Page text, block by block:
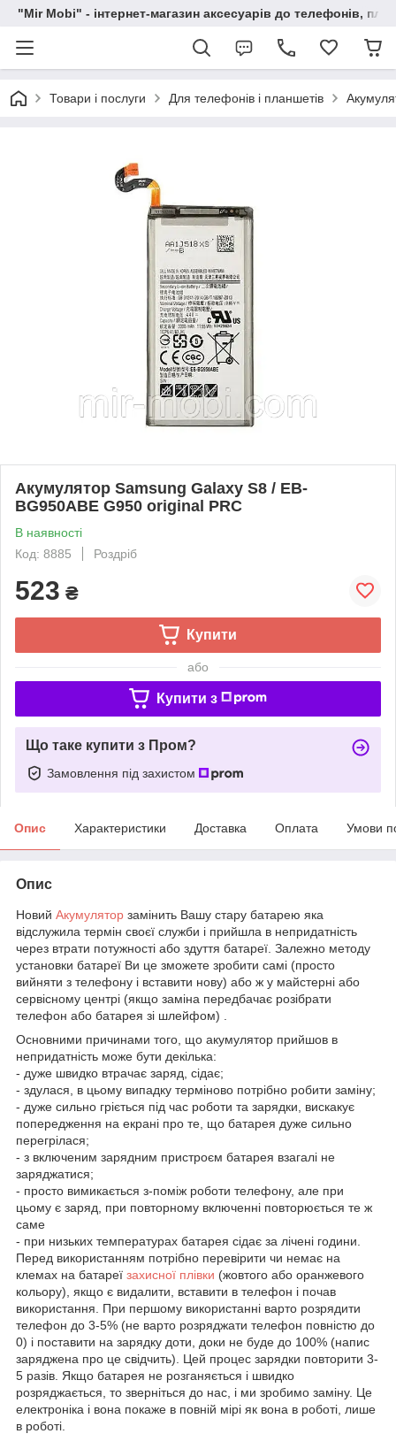
"Mir Mobi" - інтернет-магазин аксесуарів до телефонів,
Товари і послуги Для телефонів і планшетів
Акумулятор Samsung Galaxy S8 / EB-
BG950ABE G950 original PRC
В наявності
Код: 8885
Роздріб
523 ₴
Купити
або
Купити з
Що таке купити з Пром?
Замовлення під захистом
Опис Характеристики Доставка Оплата Умови
Опис
Новий Акумулятор замінить Вашу стару батарею яка
відслужила термін своєї служби і прийшла в непридатність
через втрати потужності або здуття батареї. Залежно методу
установки батареї Ви це зможете зробити самі (просто
вийняти з телефону і вставити нову) або ж у майстерні або
сервісному центрі (якщо заміна передбачає розібрати
телефон або батарея зі шлейфом) .
Основними причинами того, що акумулятор прийшов в
непридатність може бути декілька:
- дуже швидко втрачає заряд, сідає;
- здулася, в цьому випадку терміново потрібно робити заміну;
- дуже сильно гріється під час роботи та зарядки, вискакує
попередження на екрані про те, що батарея дуже сильно
перегрілася;
- з включеним зарядним пристроєм батарея взагалі не
заряджатися;
- просто вимикається з-поміж роботи телефону, але при
цьому є заряд, при повторному включенні повторюється те ж
саме
- при низьких температурах батарея сідає за лічені години.
Перед використанням потрібно перевірити чи немає на
клемах на батареї захисної плівки (жовтого або оранжевого
кольору), якщо є видалити, вставити в телефон і почав
використання. При першому використанні варто розрядити
телефон до 3-5% (не варто розряджати телефон повністю до
0) і поставити на зарядку доти, доки не буде до 100% (напис
заряджена про це свідчить). Цей процес зарядки повторити 3-
5 разів. Якщо батарея не розганяється і швидко
розряджається, то зверніться до нас, і ми зробимо заміну. Це
електроніка і вона покаже в повній мірі як вона в роботі, лише
в роботі.